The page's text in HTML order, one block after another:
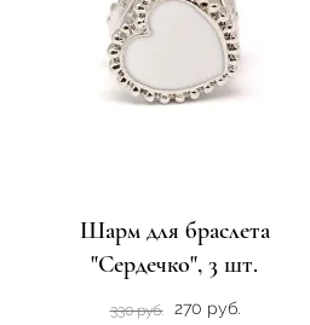
Шарм для браслета
"Сердечко", 3 шт.
330 руб. 270 руб.